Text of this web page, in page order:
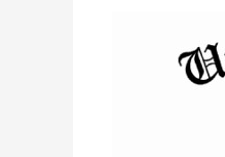
则，专注于与杰出艺术